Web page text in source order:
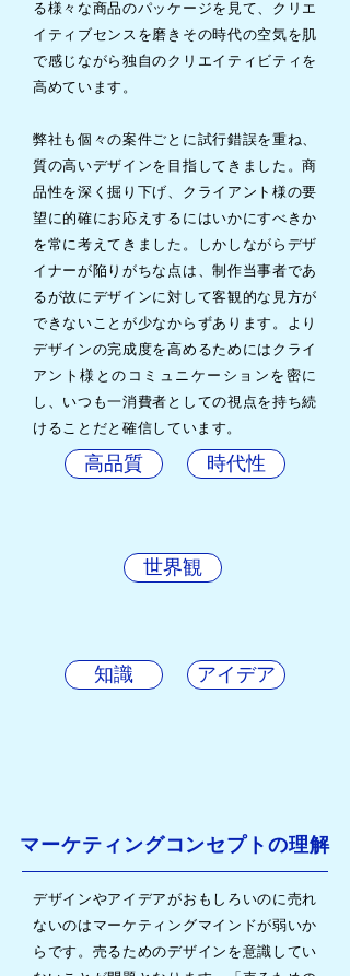
る様々な商品のパッケージを見て、クリエ
イティブセンスを磨きその時代の空気を肌
で感じながら独自のクリエイティビティを
高めています。
弊社も個々の案件ごとに試行錯誤を重ね、
質の高いデザインを目指してきました。商
品性を深く掘り下げ、クライアント様の要
望に的確にお応えするにはいかにすべきか
を常に考えてきました。しかしながらデザ
イナーが陥りがちな点は、制作当事者であ
るが故にデザインに対して客観的な見方が
できないことが少なからずあります。より
デザインの完成度を高めるためにはクライ
アント様とのコミュニケーションを密に
し、いつも一消費者としての視点を持ち続
けることだと確信しています。
高品質 時代性
世界観
知識 アイデア
マーケティングコンセプトの理解
デザインやアイデアがおもしろいのに売れ
ないのはマーケティングマインドが弱いか
らです。売るためのデザインを意識してい